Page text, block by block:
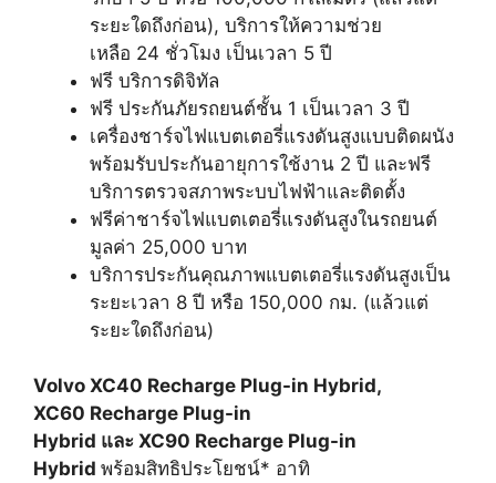
ระยะใดถึงก่อน), บริการให้ความช่วย
เหลือ 24 ชั่วโมง เป็นเวลา 5 ปี
ฟรี บริการดิจิทัล
ฟรี ประกันภัยรถยนต์ชั้น 1 เป็นเวลา 3 ปี
เครื่องชาร์จไฟแบตเตอรี่แรงดันสูงแบบติดผนัง
พร้อมรับประกันอายุการใช้งาน 2 ปี และฟรี
บริการตรวจสภาพระบบไฟฟ้าและติดตั้ง
ฟรีค่าชาร์จไฟแบตเตอรี่แรงดันสูงในรถยนต์
มูลค่า 25,000 บาท
บริการประกันคุณภาพแบตเตอรี่แรงดันสูงเป็น
ระยะเวลา 8 ปี หรือ 150,000 กม. (แล้วแต่
ระยะใดถึงก่อน)
Volvo XC40 Recharge Plug-in Hybrid,
XC60 Recharge Plug-in
Hybrid และ XC90 Recharge Plug-in
Hybrid พร้อมสิทธิประโยชน์* อาทิ